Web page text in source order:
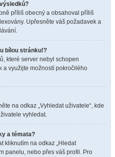
příliš obecný a obsahoval příliš
Upřesněte váš požadavek a
bílou stránku!?
které server nebyl schopen
a využijte možností pokročilého
na odkaz „Vyhledat uživatele“, kde
vyhledat.
a témata?
kliknutím na odkaz „Hledat
panelu, nebo přes váš profil. Pro